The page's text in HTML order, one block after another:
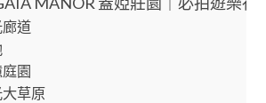
道
園
草原